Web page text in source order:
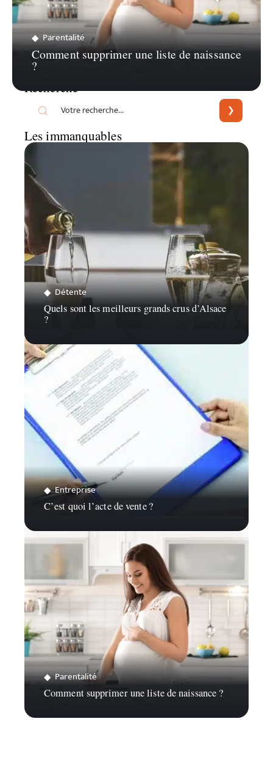
Parentalité
Comment supprimer une liste de naissance
?
Recherche
Les immanquables
Détente
Quels sont les meilleurs grands crus d’Alsace
?
Entreprise
C’est quoi l’acte de vente ?
Parentalité
Comment supprimer une liste de naissance ?